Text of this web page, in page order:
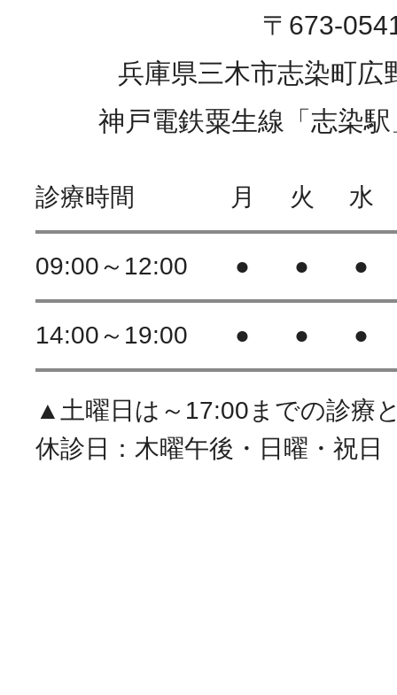
〒673-
兵庫県三木市志染町広
神戸電鉄粟生線「志染
診療時間 月 火 水
09:00～12:00 ● ● ●
14:00～19:00 ● ● ●
▲土曜日は～17:00までの診療
休診日：木曜午後・日曜・祝日